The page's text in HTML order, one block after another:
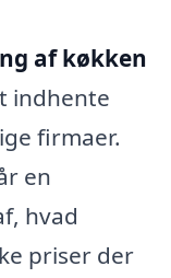
af køkken
indhente
firmaer.
en
hvad
priser der